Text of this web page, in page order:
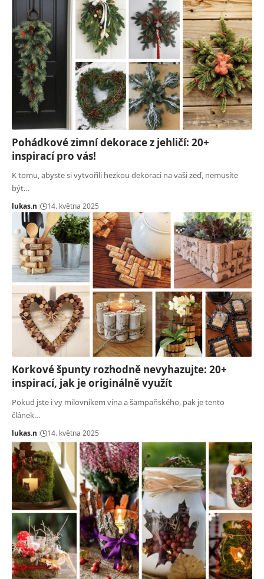
Pohádkové zimní dekorace z jehličí: 20+
inspirací pro vás!
K tomu, abyste si vytvořili hezkou dekoraci na vaši zeď, nemusíte
být…
lukas.n 14. května 2025
Korkové špunty rozhodně nevyhazujte: 20+
inspirací, jak je originálně využít
Pokud jste i vy milovníkem vína a šampaňského, pak je tento
článek…
lukas.n 14. května 2025